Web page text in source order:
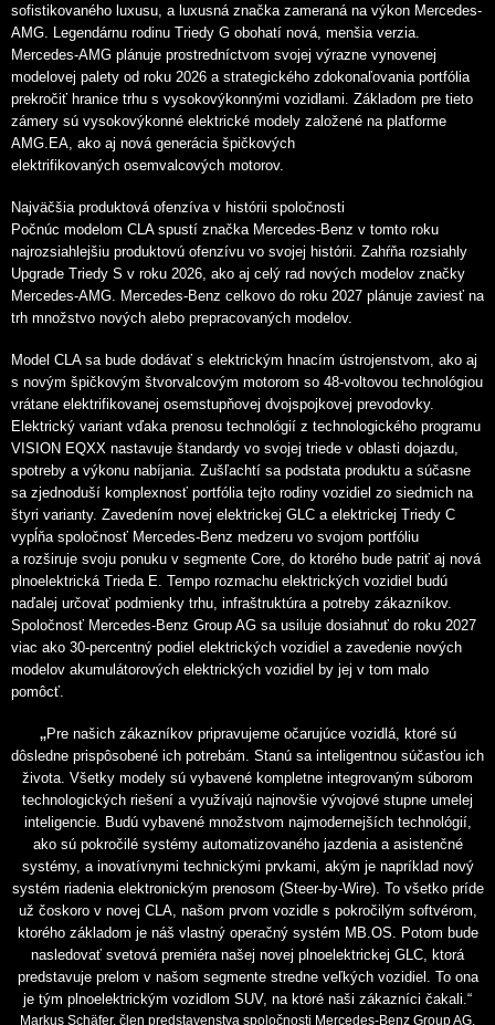
sofistikovaného luxusu, a luxusná značka zameraná na výkon Mercedes-
AMG. Legendárnu rodinu Triedy G obohatí nová, menšia verzia.
Mercedes-AMG plánuje prostredníctvom svojej výrazne vynovenej
modelovej palety od roku 2026 a strategického zdokonaľovania portfólia
prekročiť hranice trhu s vysokovýkonnými vozidlami. Základom pre tieto
zámery sú vysokovýkonné elektrické modely založené na platforme
AMG.EA, ako aj nová generácia špičkových
elektrifikovaných osemvalcových motorov.
Najväčšia produktová ofenzíva v histórii spoločnosti
Počnúc modelom CLA spustí značka Mercedes-Benz v tomto roku
najrozsiahlejšiu produktovú ofenzívu vo svojej histórii. Zahŕňa rozsiahly
Upgrade Triedy S v roku 2026, ako aj celý rad nových modelov značky
Mercedes-AMG. Mercedes-Benz celkovo do roku 2027 plánuje zaviesť na
trh množstvo nových alebo prepracovaných modelov.
Model CLA sa bude dodávať s elektrickým hnacím ústrojenstvom, ako aj
s novým špičkovým štvorvalcovým motorom so 48-voltovou technológiou
vrátane elektrifikovanej osemstupňovej dvojspojkovej prevodovky.
Elektrický variant vďaka prenosu technológií z technologického programu
VISION EQXX nastavuje štandardy vo svojej triede v oblasti dojazdu,
spotreby a výkonu nabíjania. Zušľachtí sa podstata produktu a súčasne
sa zjednoduší komplexnosť portfólia tejto rodiny vozidiel zo siedmich na
štyri varianty. Zavedením novej elektrickej GLC a elektrickej Triedy C
vypĺňa spoločnosť Mercedes-Benz medzeru vo svojom portfóliu
a rozširuje svoju ponuku v segmente Core, do ktorého bude patriť aj nová
plnoelektrická Trieda E. Tempo rozmachu elektrických vozidiel budú
naďalej určovať podmienky trhu, infraštruktúra a potreby zákazníkov.
Spoločnosť Mercedes-Benz Group AG sa usiluje dosiahnuť do roku 2027
viac ako 30-percentný podiel elektrických vozidiel a zavedenie nových
modelov akumulátorových elektrických vozidiel by jej v tom malo
pomôcť.
„Pre našich zákazníkov pripravujeme očarujúce vozidlá, ktoré sú
dôsledne prispôsobené ich potrebám. Stanú sa inteligentnou súčasťou ich
života. Všetky modely sú vybavené kompletne integrovaným súborom
technologických riešení a využívajú najnovšie vývojové stupne umelej
inteligencie. Budú vybavené množstvom najmodernejších technológií,
ako sú pokročilé systémy automatizovaného jazdenia a asistenčné
systémy, a inovatívnymi technickými prvkami, akým je napríklad nový
systém riadenia elektronickým prenosom (Steer-by-Wire). To všetko príde
už čoskoro v novej CLA, našom prvom vozidle s pokročilým softvérom,
ktorého základom je náš vlastný operačný systém MB.OS. Potom bude
nasledovať svetová premiéra našej novej plnoelektrickej GLC, ktorá
predstavuje prelom v našom segmente stredne veľkých vozidiel. To ona
je tým plnoelektrickým vozidlom SUV, na ktoré naši zákazníci čakali.“
Markus Schäfer, člen predstavenstva spoločnosti Mercedes-Benz Group AG.